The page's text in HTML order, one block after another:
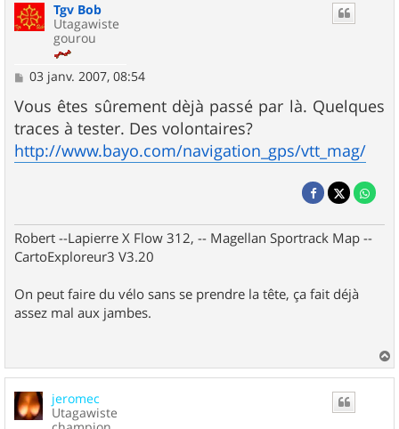
Tgv Bob
Utagawiste
gourou
M
s
s
a
g
e
03 janv. 2007, 08:54
Vous êtes sûrement dèjà passé par là. Quelques
traces à tester. Des volontaires?
http://www.bayo.com/navigation_gps/vtt_mag/
Robert --Lapierre X Flow 312, -- Magellan Sportrack Map --
CartoExploreur3 V3.20
On peut faire du vélo sans se prendre la tête, ça fait déjà
assez mal aux jambes.
a
u
jeromec
Utagawiste